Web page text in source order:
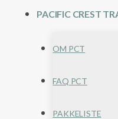
PACIFIC CREST
OM PCT
FAQ PCT
PAKKELISTE